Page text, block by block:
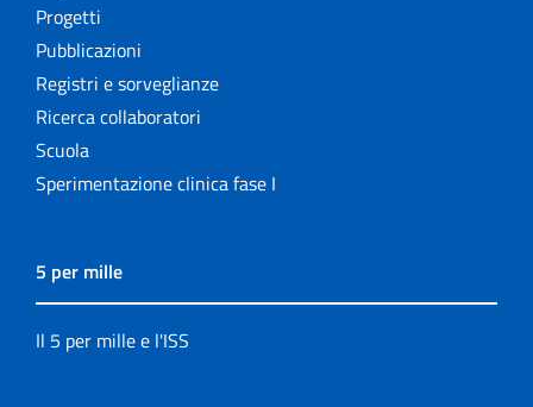
Progetti
Pubblicazioni
Registri e sorveglianze
Ricerca collaboratori
Scuola
Sperimentazione clinica fase I
5 per mille
Il 5 per mille e l'ISS